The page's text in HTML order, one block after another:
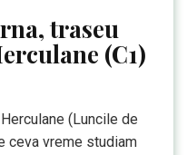
traseu
(C1)
(Luncile de
ceva vreme studiam